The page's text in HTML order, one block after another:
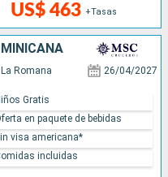
US$ 463 +Tasas
La Romana 26/04/2027
Gratis
en paquete de bebidas
visa americana*
incluidas